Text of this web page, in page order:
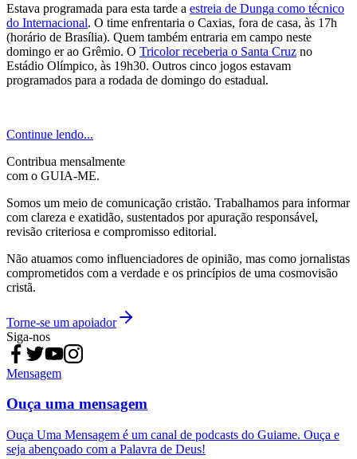
Estava programada para esta tarde a estreia de Dunga como técnico
do Internacional. O time enfrentaria o Caxias, fora de casa, às 17h
(horário de Brasília). Quem também entraria em campo neste
domingo er ao Grêmio. O Tricolor receberia o Santa Cruz no
Estádio Olímpico, às 19h30. Outros cinco jogos estavam
programados para a rodada de domingo do estadual.
Continue lendo...
Contribua mensalmente
com o GUIA-ME.
Somos um meio de comunicação cristão. Trabalhamos para informar
com clareza e exatidão, sustentados por apuração responsável,
revisão criteriosa e compromisso editorial.
Não atuamos como influenciadores de opinião, mas como jornalistas
comprometidos com a verdade e os princípios de uma cosmovisão
cristã.
Torne-se um apoiador
Siga-nos
Mensagem
Ouça uma mensagem
Ouça Uma Mensagem é um canal de podcasts do Guiame. Ouça e
seja abençoado com a Palavra de Deus!